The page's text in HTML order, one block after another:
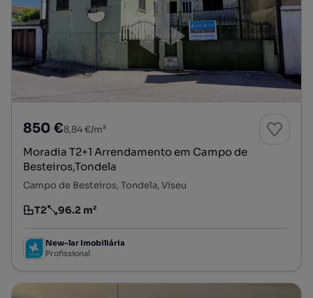
850 €8,84 €/m²
Moradia T2+1 Arrendamento em Campo de
Besteiros,Tondela
Campo de Besteiros, Tondela, Viseu
Tipologia
T2
Preço por metro quadrado
96.2 m²
New-lar Imobiliária
Profissional